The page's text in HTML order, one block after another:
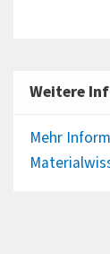
Weitere
Mehr